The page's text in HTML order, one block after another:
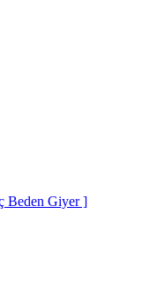
Beden Giyer ]